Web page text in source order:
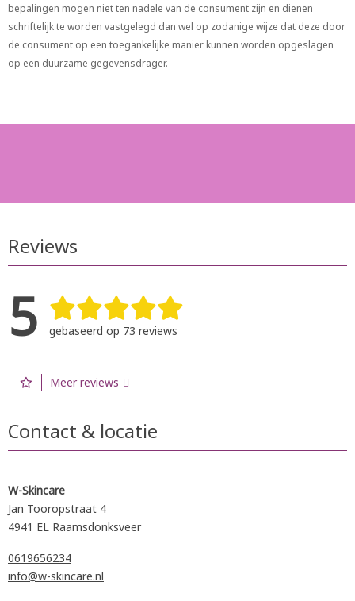
bepalingen mogen niet ten nadele van de consument zijn en dienen
schriftelijk te worden vastgelegd dan wel op zodanige wijze dat deze door
de consument op een toegankelijke manier kunnen worden opgeslagen
op een duurzame gegevensdrager.
Reviews
5 gebaseerd op 73 reviews
Meer reviews
Contact & locatie
W-Skincare
Jan Tooropstraat 4
4941 EL Raamsdonksveer
0619656234
info@w-skincare.nl